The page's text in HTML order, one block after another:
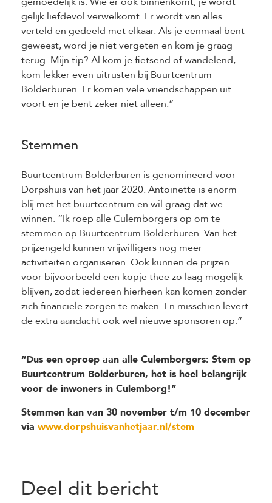
gelijk liefdevol verwelkomt. Er wordt van alles
verteld en gedeeld met elkaar. Als je eenmaal bent
geweest, word je niet vergeten en kom je graag
terug. Mijn tip? Al kom je fietsend of wandelend,
kom lekker even uitrusten bij Buurtcentrum
Bolderburen. Er komen vele vriendschappen uit
voort en je bent zeker niet alleen.”
Stemmen
Buurtcentrum Bolderburen is genomineerd voor
Dorpshuis van het jaar 2020. Antoinette is enorm
blij met het buurtcentrum en wil graag dat we
winnen. “Ik roep alle Culemborgers op om te
stemmen op Buurtcentrum Bolderburen. Van het
prijzengeld kunnen vrijwilligers nog meer
activiteiten organiseren. Ook kunnen de prijzen
voor bijvoorbeeld een kopje thee zo laag mogelijk
blijven, zodat iedereen hierheen kan komen zonder
zich financiële zorgen te maken. En misschien levert
de extra aandacht ook wel nieuwe sponsoren op.”
“Dus een oproep aan alle Culemborgers: Stem op
Buurtcentrum Bolderburen, het is heel belangrijk
voor de inwoners in Culemborg!”
Stemmen kan van 30 november t/m 10 december
via www.dorpshuisvanhetjaar.nl/stem
Deel dit bericht